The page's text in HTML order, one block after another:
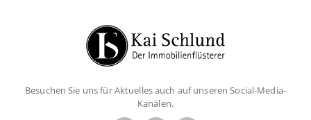
Besuchen Sie uns für Aktuelles auch auf unseren Social-Media-
Kanälen.